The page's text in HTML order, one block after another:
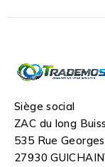
Siège social
ZAC du long
535 Rue
27930